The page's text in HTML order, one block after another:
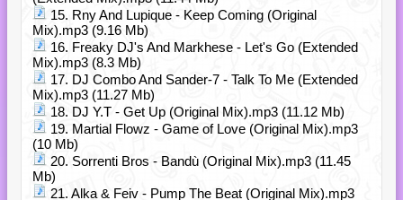
15. Rny And Lupique - Keep Coming (Original
Mix).mp3 (9.16 Mb)
16. Freaky DJ's And Markhese - Let's Go (Extended
Mix).mp3 (8.3 Mb)
17. DJ Combo And Sander-7 - Talk To Me (Extended
Mix).mp3 (11.27 Mb)
18. DJ Y.T - Get Up (Original Mix).mp3 (11.12 Mb)
19. Martial Flowz - Game of Love (Original Mix).mp3
(10 Mb)
20. Sorrenti Bros - Bandù (Original Mix).mp3 (11.45
Mb)
21. Alka & Feiv - Pump The Beat (Original Mix).mp3